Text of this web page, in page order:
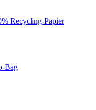
Recycling-Papier
Bag